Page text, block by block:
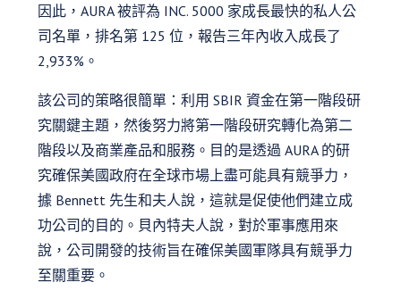
因此，AURA 被評為 INC. 5000 家成長最快的私人公
司名單，排名第 125 位，報告三年內收入成長了
2,933%。
該公司的策略很簡單：利用 SBIR 資金在第一階段研
究關鍵主題，然後努力將第一階段研究轉化為第二
階段以及商業產品和服務。目的是透過 AURA 的研
究確保美國政府在全球市場上盡可能具有競爭力，
據 Bennett 先生和夫人說，這就是促使他們建立成
功公司的目的。貝內特夫人說，對於軍事應用來
說，公司開發的技術旨在確保美國軍隊具有競爭力
至關重要。